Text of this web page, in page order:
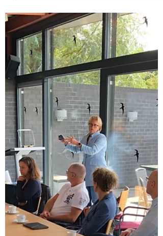
12 sep 2019 2 minuten om te lezen
Drenthe
Toekomstbestendig ondernemen in Aa